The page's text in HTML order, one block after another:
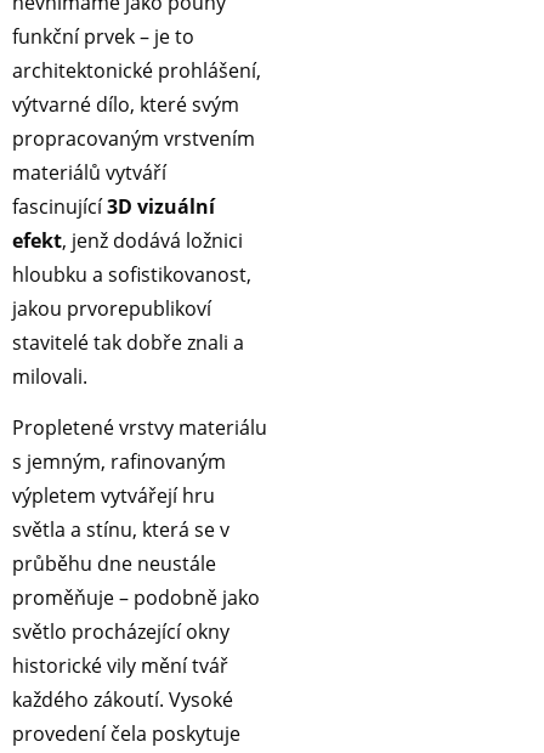
funkční prvek – je to
architektonické prohlášení,
výtvarné dílo, které svým
propracovaným vrstvením
materiálů vytváří
fascinující3D vizuální
efekt, jenž dodává ložnici
hloubku a sofistikovanost,
jakou prvorepublikoví
stavitelé tak dobře znali a
milovali.
Propletené vrstvy materiálu
s jemným, rafinovaným
výpletem vytvářejí hru
světla a stínu, která se v
průběhu dne neustále
proměňuje – podobně jako
světlo procházející okny
historické vily mění tvář
každého zákoutí. Vysoké
provedení čela poskytuje